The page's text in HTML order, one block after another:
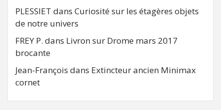
PLESSIET dans Curiosité sur les étagères objets
de notre univers
FREY P. dans Livron sur Drome mars 2017
brocante
Jean-François dans Extincteur ancien Minimax
cornet